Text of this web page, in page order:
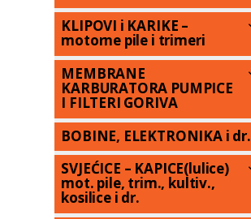
KLIPOVI i KARIKE –
motorne pile i trimeri
MEMBRANE
KARBURATORA PUMPICE
I FILTERI GORIVA
BOBINE, ELEKTRONIKA i dr.
SVJEĆICE – KAPICE(lulice)
mot. pile, trim., kultiv.,
kosilice i dr.